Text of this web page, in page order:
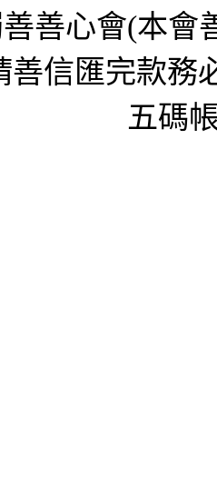
善心會(本會
善信匯完款務
五碼